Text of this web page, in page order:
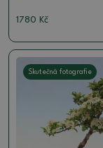
1780 Kč
Skutečná fotografie